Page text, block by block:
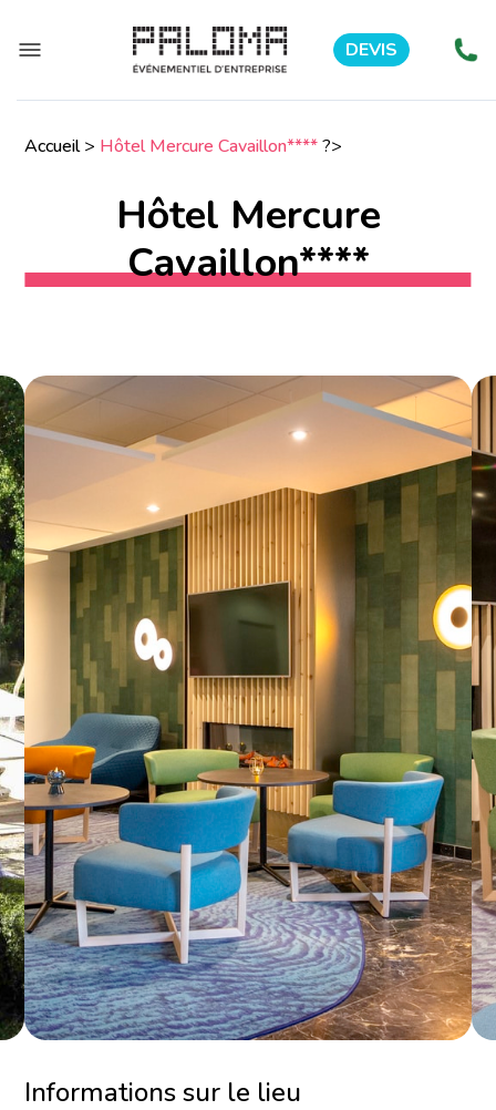
DEVIS
Accueil> Hôtel Mercure Cavaillon****?>
Hôtel Mercure
Cavaillon****
Informations sur le lieu